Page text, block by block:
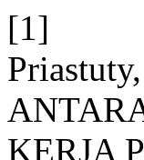
[1]
KERJA